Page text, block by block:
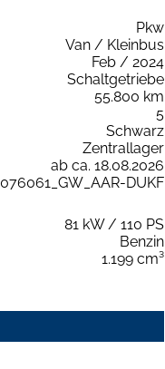
Pkw
Van / Kleinbus
Feb / 2024
Schaltgetriebe
55.800 km
5
Schwarz
Zentrallager
ab ca. 18.08.2026
076061_GW_AAR-DUKF
81 kW / 110 PS
Benzin
1.199 cm³